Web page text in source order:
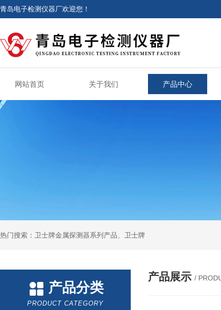
青岛电子检测仪器厂欢迎您！
网站首页 关于我们 产品中心
热门搜索：卫士牌金属探测器系列产品、卫士牌
产品分类
PRODUCT CATEGORY
产品展示 /